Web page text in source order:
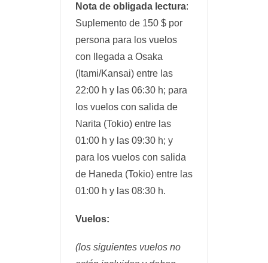
Nota de obligada lectura:
Suplemento de 150 $ por
persona para los vuelos
con llegada a Osaka
(Itami/Kansai) entre las
22:00 h y las 06:30 h; para
los vuelos con salida de
Narita (Tokio) entre las
01:00 h y las 09:30 h; y
para los vuelos con salida
de Haneda (Tokio) entre las
01:00 h y las 08:30 h.
Vuelos:
(los siguientes vuelos no